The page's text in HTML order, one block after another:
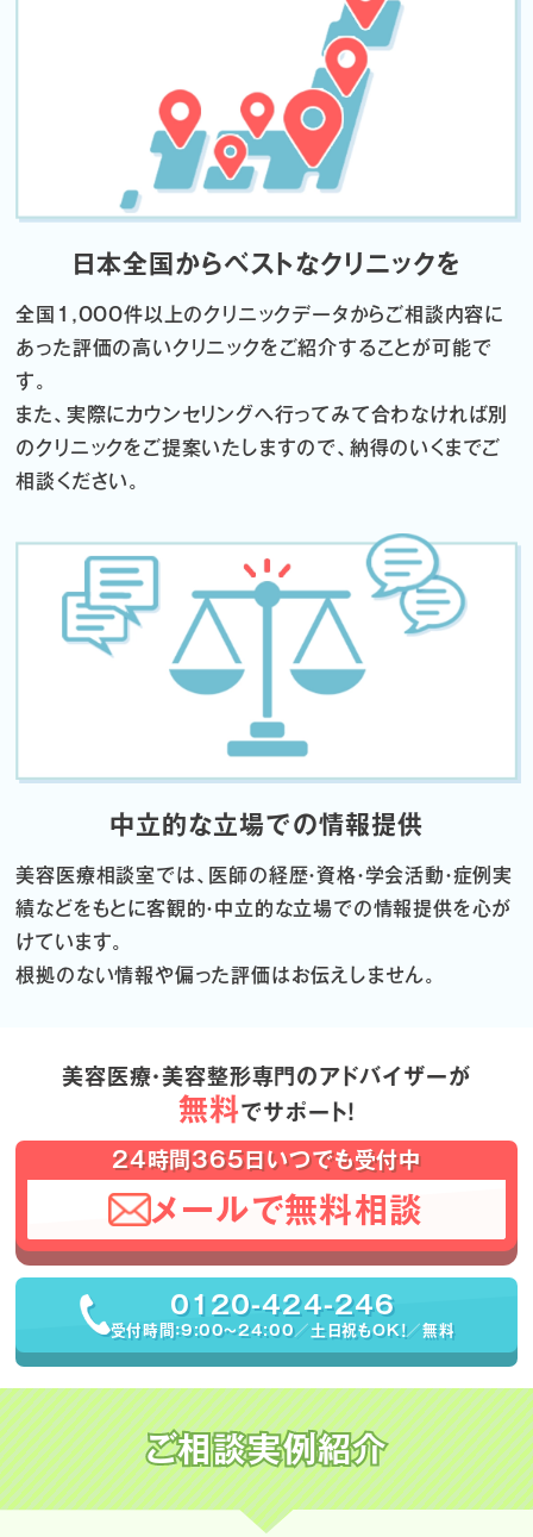
日本全国からベストなクリニックを
全国1,000件以上のクリニックデータからご相談内容に
あった評価の高いクリニックをご紹介することが可能で
す。
また、実際にカウンセリングへ行ってみて合わなければ別
のクリニックをご提案いたしますので、納得のいくまでご
相談ください。
中立的な立場での情報提供
美容医療相談室では、医師の経歴・資格・学会活動・症例実
績などをもとに客観的・中立的な立場での情報提供を心が
けています。
根拠のない情報や偏った評価はお伝えしません。
美容医療・美容整形専門のアドバイザーが
無料でサポート！
24時間365日いつでも受付中
メールで無料相談
0120-424-246
受付時間：9:00〜24:00／土日祝もOK！／無料
ご相談実例紹介